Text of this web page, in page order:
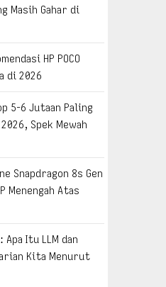
Masih Gahar di
HP POCO
di 2026
5-6 Jutaan Paling
Spek Mewah
Snapdragon 8s Gen
Menengah Atas
Itu LLM dan
Kita Menurut